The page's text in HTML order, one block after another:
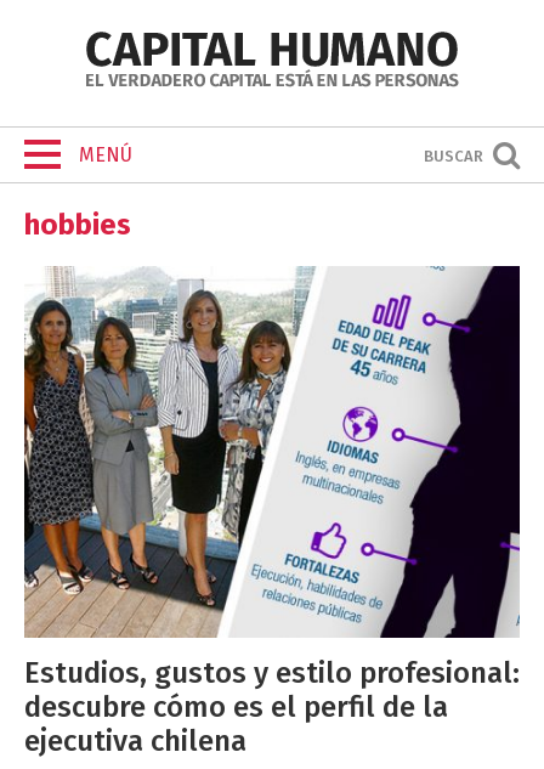
MENÚ BUSCAR
hobbies
Estudios, gustos y estilo profesional:
descubre cómo es el perfil de la
ejecutiva chilena